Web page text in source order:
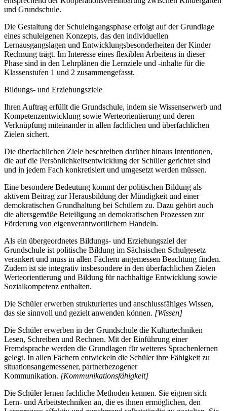
und Grundschule.
Die Gestaltung der Schuleingangsphase erfolgt auf der Grundlage
eines schuleigenen Konzepts, das den individuellen
Lernausgangslagen und Entwicklungsbesonderheiten der Kinder
Rechnung trägt. Im Interesse eines flexiblen Arbeitens in dieser
Phase sind in den Lehrplänen die Lernziele und -inhalte für die
Klassenstufen 1 und 2 zusammengefasst.
Bildungs- und Erziehungsziele
Ihren Auftrag erfüllt die Grundschule, indem sie Wissenserwerb und
Kompetenzentwicklung sowie Werteorientierung und deren
Verknüpfung miteinander in allen fachlichen und überfachlichen
Zielen sichert.
Die überfachlichen Ziele beschreiben darüber hinaus Intentionen,
die auf die Persönlichkeitsentwicklung der Schüler gerichtet sind
und in jedem Fach konkretisiert und umgesetzt werden müssen.
Eine besondere Bedeutung kommt der politischen Bildung als
aktivem Beitrag zur Herausbildung der Mündigkeit und einer
demokratischen Grundhaltung bei Schülern zu. Dazu gehört auch
die altersgemäße Beteiligung an demokratischen Prozessen zur
Förderung von eigenverantwortlichem Handeln.
Als ein übergeordnetes Bildungs- und Erziehungsziel der
Grundschule ist politische Bildung im Sächsischen Schulgesetz
verankert und muss in allen Fächern angemessen Beachtung finden.
Zudem ist sie integrativ insbesondere in den überfachlichen Zielen
Werteorientierung und Bildung für nachhaltige Entwicklung sowie
Sozialkompetenz enthalten.
Die Schüler erwerben strukturiertes und anschlussfähiges Wissen,
das sie sinnvoll und gezielt anwenden können. [Wissen]
Die Schüler erwerben in der Grundschule die Kulturtechniken
Lesen, Schreiben und Rechnen. Mit der Einführung einer
Fremdsprache werden die Grundlagen für weiteres Sprachenlernen
gelegt. In allen Fächern entwickeln die Schüler ihre Fähigkeit zu
situationsangemessener, partnerbezogener
Kommunikation. [Kommunikationsfähigkeit]
Die Schüler lernen fachliche Methoden kennen. Sie eignen sich
Lern- und Arbeitstechniken an, die es ihnen ermöglichen, den